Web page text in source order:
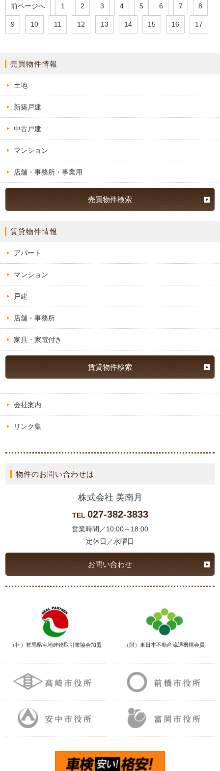
前ページへ 1 2 3 4 5 6 7 8
9 10 11 12 13 14 15 16 17
売買物件情報
土地
新築戸建
中古戸建
マンション
店舗・事務所・事業用
売買物件検索
賃貸物件情報
アパート
マンション
戸建
店舗・事務所
家具・家電付き
賃貸物件検索
会社案内
リンク集
物件のお問い合わせは
株式会社 美南月
TEL 027-382-3833
営業時間／10:00～18:00
定休日／水曜日
お問い合わせ
（社）群馬県宅地建物取引業協会加盟 （財）東日本不動産流通機構会員